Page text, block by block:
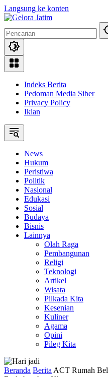
Langsung ke konten
Indeks Berita
Pedoman Media Siber
Privacy Policy
Iklan
News
Hukum
Peristiwa
Politik
Nasional
Edukasi
Sosial
Budaya
Bisnis
Lainnya
Olah Raga
Pembangunan
Religi
Teknologi
Artikel
Wisata
Pilkada Kita
Kesenian
Kuliner
Agama
Opini
Pileg Kita
Beranda Berita ACT Rumah